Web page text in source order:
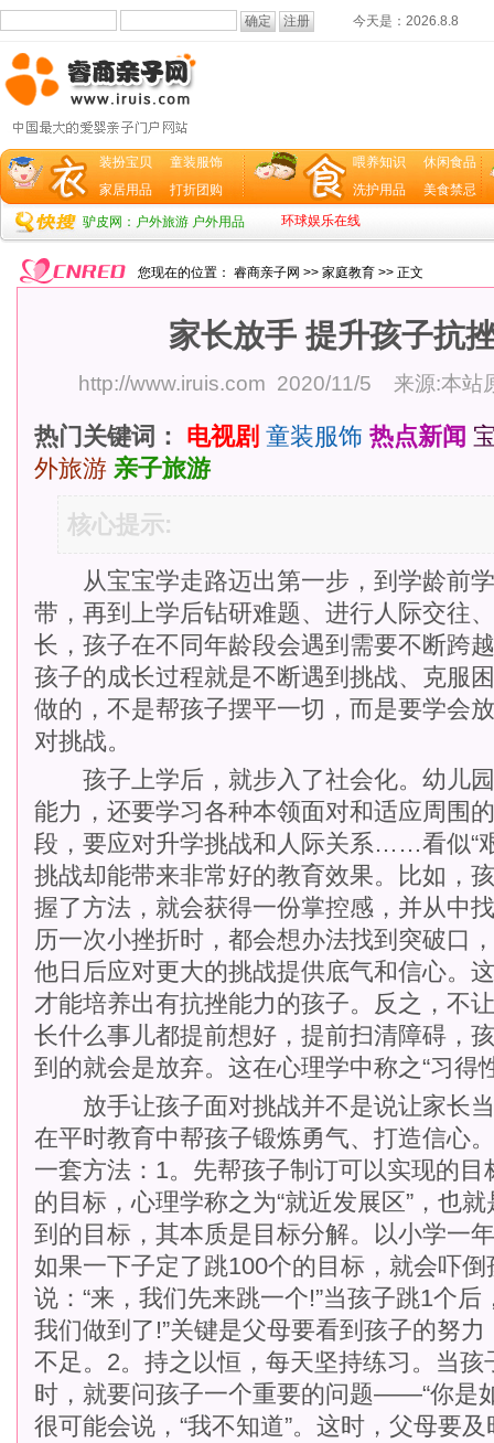
今天是： 2026.8.8
装扮宝贝
童装服饰
家居用品
打折团购
喂养知识
休闲食品
洗护用品
美食禁忌
驴皮网：户外旅游 户外用品 环球娱乐在线
您现在的位置： 睿商亲子网 >> 家庭教育 >> 正文
家长放手 提升孩子抗
http://www.iruis.com 2020/11/5 来源:本
热门关键词： 电视剧 童装服饰 热点新闻
外旅游 亲子旅游
核心提示:
从宝宝学走路迈出第一步，到学龄前学
带，再到上学后钻研难题、进行人际交往
长，孩子在不同年龄段会遇到需要不断跨
孩子的成长过程就是不断遇到挑战、克服
做的，不是帮孩子摆平一切，而是要学会
对挑战。
孩子上学后，就步入了社会化。幼儿园
能力，还要学习各种本领面对和适应周围
段，要应对升学挑战和人际关系……看似“
挑战却能带来非常好的教育效果。比如，
握了方法，就会获得一份掌控感，并从中
历一次小挫折时，都会想办法找到突破口
他日后应对更大的挑战提供底气和信心。
才能培养出有抗挫能力的孩子。反之，不
长什么事儿都提前想好，提前扫清障碍，
到的就会是放弃。这在心理学中称之“习得
放手让孩子面对挑战并不是说让家长当
在平时教育中帮孩子锻炼勇气、打造信心
一套方法：1。先帮孩子制订可以实现的目
的目标，心理学称之为“就近发展区”，也就
到的目标，其本质是目标分解。以小学一
如果一下子定了跳100个的目标，就会吓倒
说：“来，我们先来跳一个!”当孩子跳1个后
我们做到了!”关键是父母要看到孩子的努
不足。2。持之以恒，每天坚持练习。当孩
时，就要问孩子一个重要的问题——“你是
很可能会说，“我不知道”。这时，父母要